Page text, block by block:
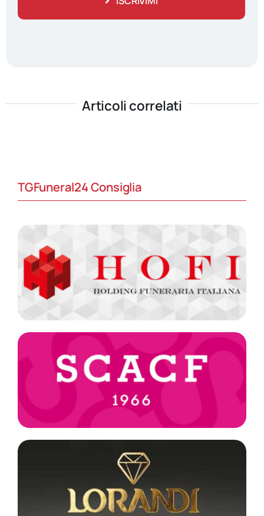
Articoli correlati
TGFuneral24 Consiglia